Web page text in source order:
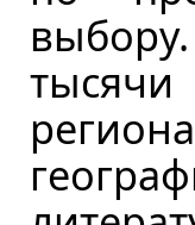
тысячи